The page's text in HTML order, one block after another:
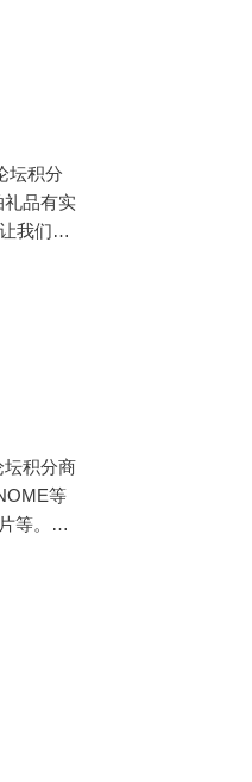
坛积分
礼品有实
我们为
坛积分商
等
等。如